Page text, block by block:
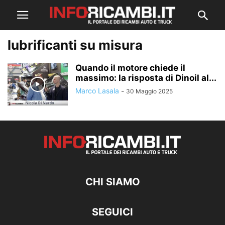
lubrificanti su misura
Quando il motore chiede il
massimo: la risposta di Dinoil al...
Marco Lasala - 30 Maggio 2025
CHI SIAMO
SEGUICI